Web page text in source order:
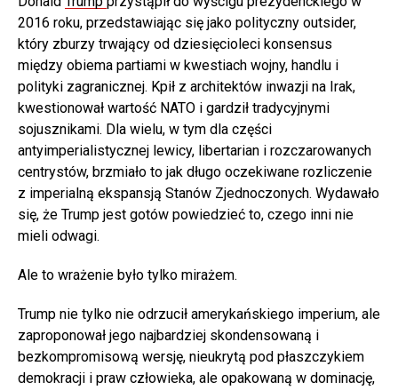
2016 roku, przedstawiając się jako polityczny outsider,
który zburzy trwający od dziesięcioleci konsensus
między obiema partiami w kwestiach wojny, handlu i
polityki zagranicznej. Kpił z architektów inwazji na Irak,
kwestionował wartość NATO i gardził tradycyjnymi
sojusznikami. Dla wielu, w tym dla części
antyimperialistycznej lewicy, libertarian i rozczarowanych
centrystów, brzmiało to jak długo oczekiwane rozliczenie
z imperialną ekspansją Stanów Zjednoczonych. Wydawało
się, że Trump jest gotów powiedzieć to, czego inni nie
mieli odwagi.
Ale to wrażenie było tylko mirażem.
Trump nie tylko nie odrzucił amerykańskiego imperium, ale
zaproponował jego najbardziej skondensowaną i
bezkompromisową wersję, nieukrytą pod płaszczykiem
demokracji i praw człowieka, ale opakowaną w dominację,